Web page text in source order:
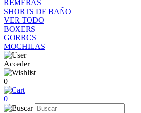
REMERAS
SHORTS DE BAÑO
VER TODO
BOXERS
GORROS
MOCHILAS
Acceder
0
0